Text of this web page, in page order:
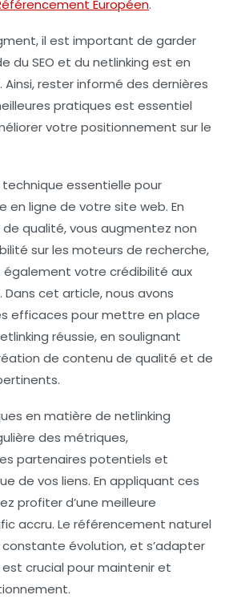
Européen.
il est important de garder
du SEO et du netlinking est en
rester informé des dernières
pratiques est essentiel
votre positionnement sur le
essentielle pour
en ligne de votre site web. En
de qualité, vous augmentez non
sur les moteurs de recherche,
également votre crédibilité aux
Dans cet article, nous avons
efficaces pour mettre en place
réussie, en soulignant
de contenu de qualité et de
en matière de netlinking
des métriques,
partenaires potentiels et
de vos liens. En appliquant ces
profiter d’une meilleure
accru. Le référencement naturel
évolution, et s’adapter
crucial pour maintenir et